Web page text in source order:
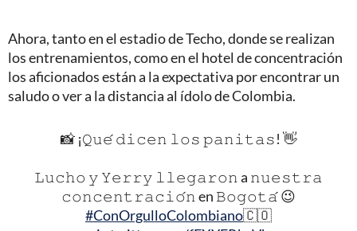
Ahora, tanto en el estadio de Techo, donde se realizan
los entrenamientos, como en el hotel de concentración
los aficionados están a la expectativa por encontrar un
saludo o ver a la distancia al ídolo de Colombia.
📸 ¡𝚀𝚞𝚎́ 𝚍𝚒𝚌𝚎𝚗 𝚕𝚘𝚜 𝚙𝚊𝚗𝚒𝚝𝚊𝚜! 👋
𝙻𝚞𝚌𝚑𝚘 𝚢 𝚈𝚎𝚛𝚛𝚢 𝚕𝚕𝚎𝚐𝚊𝚛𝚘𝚗 a 𝚗𝚞𝚎𝚜𝚝𝚛𝚊
𝚌𝚘𝚗𝚌𝚎𝚗𝚝𝚛𝚊𝚌𝚒𝚘́𝚗 en 𝙱𝚘𝚐𝚘𝚝𝚊́ 😉
#ConOrgulloColombiano🇨🇴